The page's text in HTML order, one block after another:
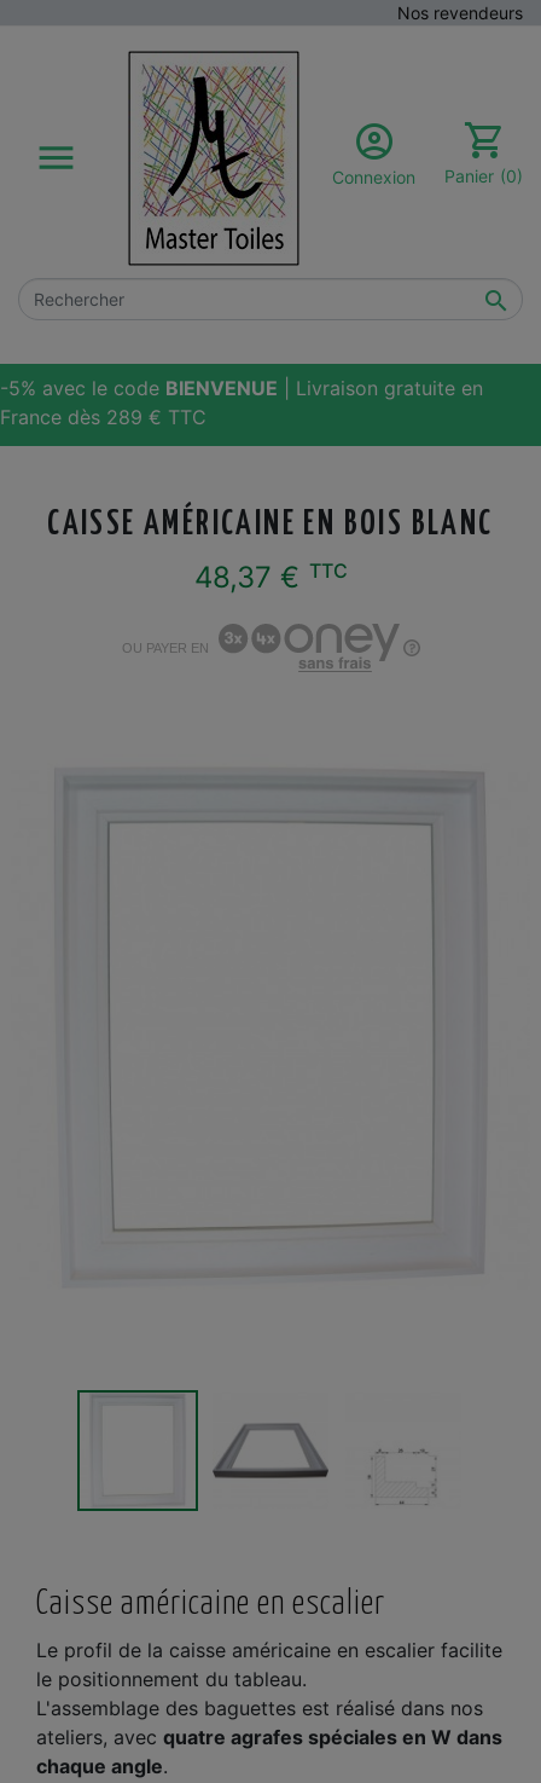
Nos revendeurs


Connexion Panier (0)
-5% avec le code BIENVENUE | Livraison gratuite en
France dès 289 € TTC
CAISSE AMÉRICAINE EN BOIS BLANC
48,37 € TTC
OU PAYER EN
Caisse américaine en escalier
Le profil de la caisse américaine en escalier facilite
le positionnement du tableau.
L'assemblage des baguettes est réalisé dans nos
ateliers, avec quatre agrafes spéciales en W dans
chaque angle.